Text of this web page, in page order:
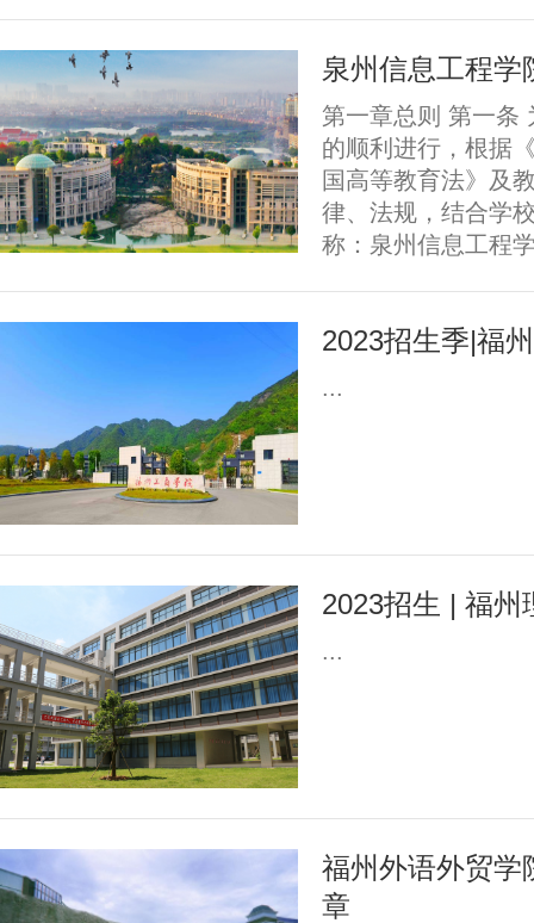
泉州信息工程学
第一章总则 第一条
的顺利进行，根据
国高等教育法》及
律、法规，结合学
称：泉州信息工程
2023招生季|福
...
2023招生 | 福州
...
福州外语外贸学
章